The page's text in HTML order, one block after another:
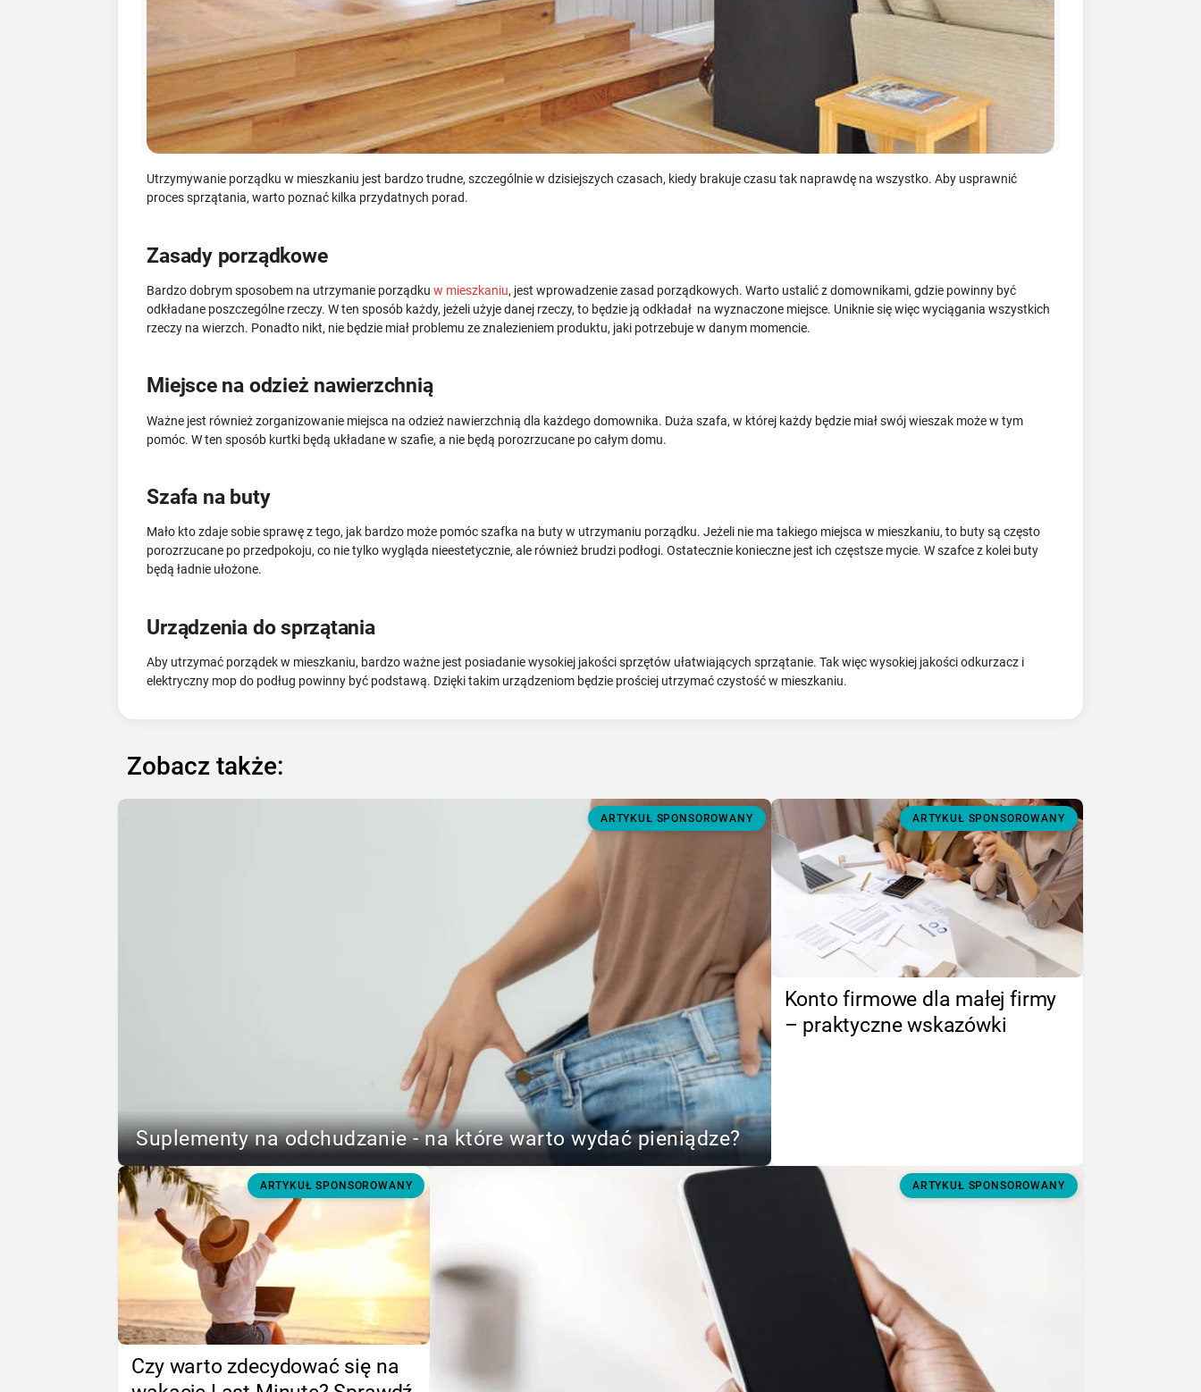
Utrzymywanie porządku w mieszkaniu jest bardzo trudne, szczególnie w dzisiejszych czasach, kiedy brakuje czasu tak naprawdę na wszystko. Aby usprawnić
proces sprzątania, warto poznać kilka przydatnych porad.
Zasady porządkowe
Bardzo dobrym sposobem na utrzymanie porządkuw mieszkaniu, jest wprowadzenie zasad porządkowych. Warto ustalić z domownikami, gdzie powinny być
odkładane poszczególne rzeczy. W ten sposób każdy, jeżeli użyje danej rzeczy, to będzie ją odkładał na wyznaczone miejsce. Uniknie się więc wyciągania wszystkich
rzeczy na wierzch. Ponadto nikt, nie będzie miał problemu ze znalezieniem produktu, jaki potrzebuje w danym momencie.
Miejsce na odzież nawierzchnią
Ważne jest również zorganizowanie miejsca na odzież nawierzchnią dla każdego domownika. Duża szafa, w której każdy będzie miał swój wieszak może w tym
pomóc. W ten sposób kurtki będą układane w szafie, a nie będą porozrzucane po całym domu.
Szafa na buty
Mało kto zdaje sobie sprawę z tego, jak bardzo może pomóc szafka na buty w utrzymaniu porządku. Jeżeli nie ma takiego miejsca w mieszkaniu, to buty są często
porozrzucane po przedpokoju, co nie tylko wygląda nieestetycznie, ale również brudzi podłogi. Ostatecznie konieczne jest ich częstsze mycie. W szafce z kolei buty
będą ładnie ułożone.
Urządzenia do sprzątania
Aby utrzymać porządek w mieszkaniu, bardzo ważne jest posiadanie wysokiej jakości sprzętów ułatwiających sprzątanie. Tak więc wysokiej jakości odkurzacz i
elektryczny mop do podług powinny być podstawą. Dzięki takim urządzeniom będzie prościej utrzymać czystość w mieszkaniu.
Zobacz także:
ARTYKUŁ SPONSOROWANY
Suplementy na odchudzanie - na które warto wydać pieniądze?
ARTYKUŁ SPONSOROWANY
Konto firmowe dla małej firmy
– praktyczne wskazówki
ARTYKUŁ SPONSOROWANY
Czy warto zdecydować się na
ARTYKUŁ SPONSOROWANY